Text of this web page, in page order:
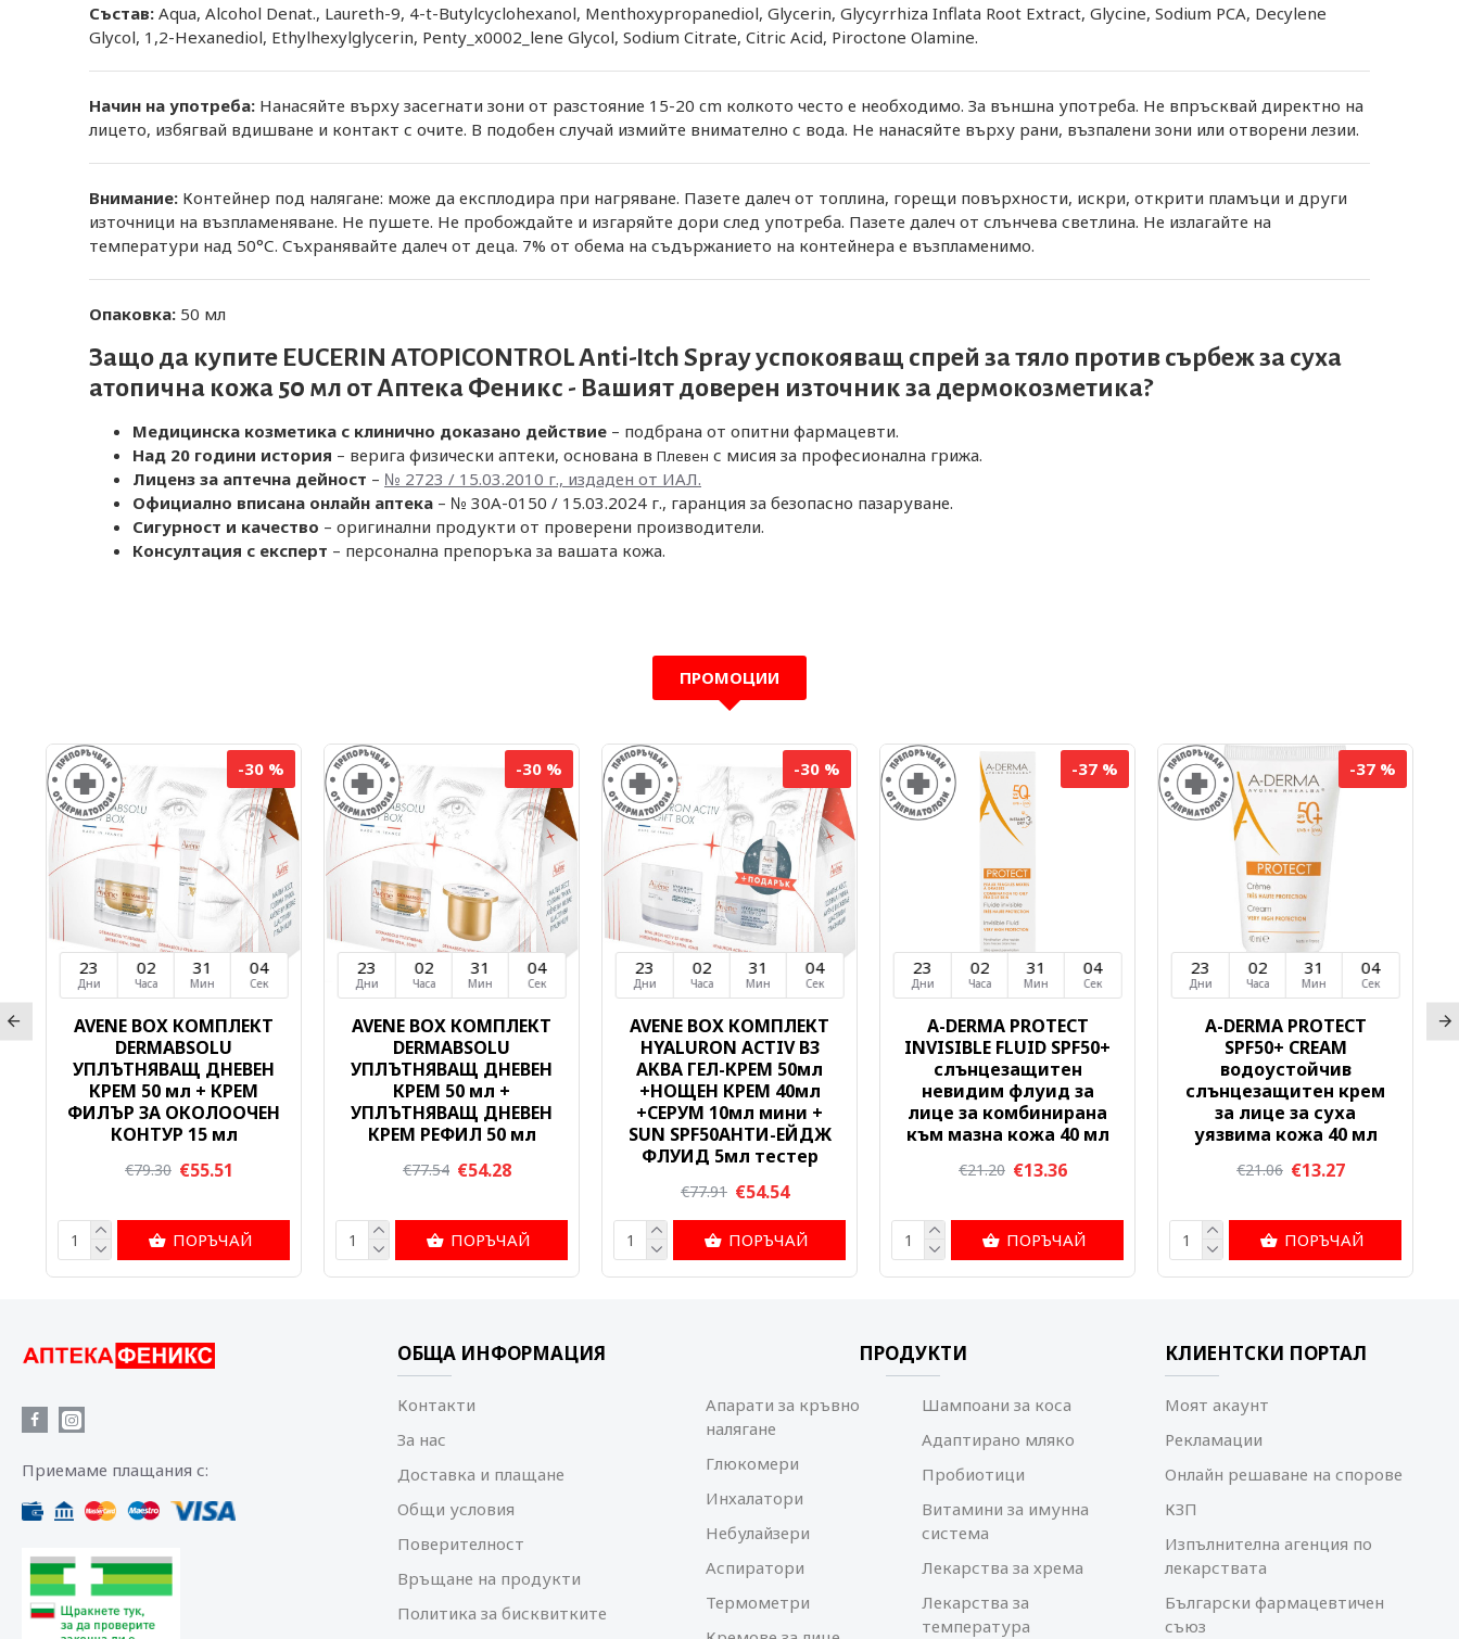
Състав: Aqua, Alcohol Denat., Laureth-9, 4-t-Butylcyclohexanol, Menthoxypropanediol, Glycerin, Glycyrrhiza Inflata Root Extract, Glycine, Sodium PCA, Decylene
Glycol, 1,2-Hexanediol, Ethylhexylglycerin, Penty_x0002_lene Glycol, Sodium Citrate, Citric Acid, Piroctone Olamine.
Начин на употреба: Нанасяйте върху засегнати зони от разстояние 15-20 cm колкото често е необходимо. За външна употреба. Не впръсквай директно на
лицето, избягвай вдишване и контакт с очите. В подобен случай измийте внимателно с вода. Не нанасяйте върху рани, възпалени зони или отворени лезии.
Внимание: Контейнер под налягане: може да експлодира при нагряване. Пазете далеч от топлина, горещи повърхности, искри, открити пламъци и други
източници на възпламеняване. Не пушете. Не пробождайте и изгаряйте дори след употреба. Пазете далеч от слънчева светлина. Не излагайте на
температури над 50°С. Съхранявайте далеч от деца. 7% от обема на съдържанието на контейнера е възпламенимо.
Опаковка: 50 мл
Защо да купите EUCERIN ATOPICONTROL Anti-Itch Spray успокояващ спрей за тяло против сърбеж за суха
атопична кожа 50 мл отАптека Феникс - Вашият доверен източник за дермокозметика?
Медицинска козметика с клинично доказано действие – подбрана от опитни фармацевти.
Над 20 години история – верига физически аптеки, основана в Плевен с мисия за професионална грижа.
Лиценз за аптечна дейност – № 2723 / 15.03.2010 г., издаден от ИАЛ.
Официално вписана онлайн аптека – № 30A-0150 / 15.03.2024 г., гаранция за безопасно пазаруване.
Сигурност и качество – оригинални продукти от проверени производители.
Консултация с експерт – персонална препоръка за вашата кожа.
ПРОМОЦИИ
-30 %
23
Дни
02
Часа
31
Мин
03
Сек
AVENE BOX КОМПЛЕКТ
DERMABSOLU
УПЛЪТНЯВАЩ ДНЕВЕН
КРЕМ 50 мл + КРЕМ
ФИЛЪР ЗА ОКОЛООЧЕН
КОНТУР 15 мл
€55.51
€79.30
ПОРЪЧАЙ
-30 %
23
Дни
02
Часа
31
Мин
03
Сек
AVENE BOX КОМПЛЕКТ
DERMABSOLU
УПЛЪТНЯВАЩ ДНЕВЕН
КРЕМ 50 мл +
УПЛЪТНЯВАЩ ДНЕВЕН
КРЕМ РЕФИЛ 50 мл
€54.28
€77.54
ПОРЪЧАЙ
-30 %
23
Дни
02
Часа
31
Мин
03
Сек
AVENE BOX КОМПЛЕКТ
HYALURON ACTIV B3
АКВА ГЕЛ-КРЕМ 50мл
+НОЩЕН КРЕМ 40мл
+СЕРУМ 10мл мини +
SUN SPF50АНТИ-ЕЙДЖ
ФЛУИД 5мл тестер
€54.54
€77.91
ПОРЪЧАЙ
-37 %
23
Дни
02
Часа
31
Мин
03
Сек
A-DERMA PROTECT
INVISIBLE FLUID SPF50+
слънцезащитен
невидим флуид за
лице за комбинирана
към мазна кожа 40 мл
€13.36
€21.20
ПОРЪЧАЙ
-37 %
23
Дни
02
Часа
31
Мин
03
Сек
A-DERMA PROTECT
SPF50+ CREAM
водоустойчив
слънцезащитен крем
за лице за суха
уязвима кожа 40 мл
€13.27
€21.06
ПОРЪЧАЙ
Приемаме плащания с:
ОБЩА ИНФОРМАЦИЯ
Контакти
За нас
Доставка и плащане
Общи условия
Поверителност
Връщане на продукти
Политика за бисквитките
ПРОДУКТИ
Апарати за кръвно
налягане
Глюкомери
Инхалатори
Небулайзери
Аспиратори
Термометри
Шампоани за коса
Адаптирано мляко
Пробиотици
Витамини за имунна
система
Лекарства за хрема
Лекарства за
температура
КЛИЕНТСКИ ПОРТАЛ
Моят акаунт
Рекламации
Онлайн решаване на спорове
КЗП
Изпълнителна агенция по
лекарствата
Български фармацевтичен
съюз